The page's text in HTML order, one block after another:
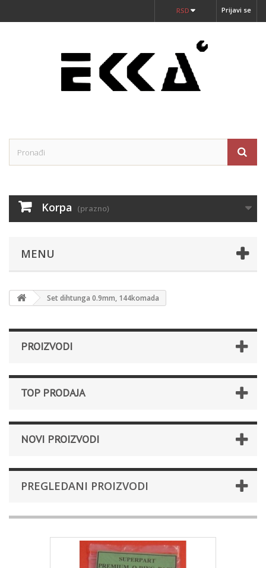
Prijavi se
RSD
Korpa (prazno)
MENU
Set dihtunga 0.9mm, 144komada
PROIZVODI
TOP PRODAJA
NOVI PROIZVODI
PREGLEDANI PROIZVODI